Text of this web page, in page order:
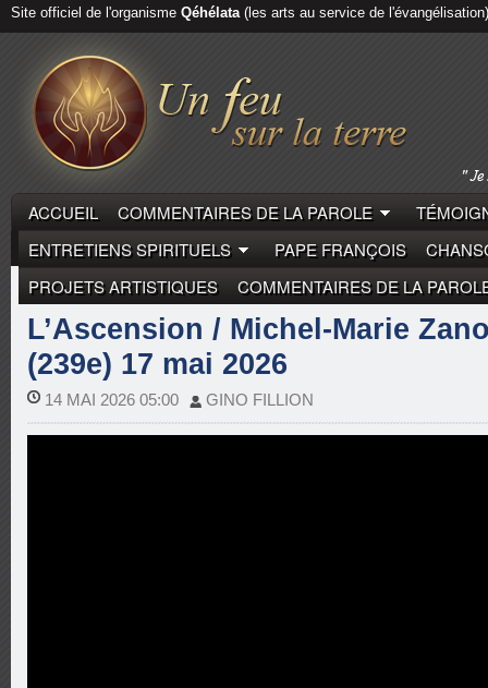
Site officiel de l'organisme Qéhélata(les arts au service de l'évangélisation)
ACCUEIL COMMENTAIRES DE LA PAROLE
ENTRETIENS SPIRITUELS
PAPE FRANÇOIS
PROJETS ARTISTIQUES
COMMENTAIRES DE LA
COMMENTAIRES DE LA PAROLE MICHEL-MARIE
L’Ascension / Michel-Marie
(239e) 17 mai 2026
14 MAI 2026 05:00 GINO FILLION